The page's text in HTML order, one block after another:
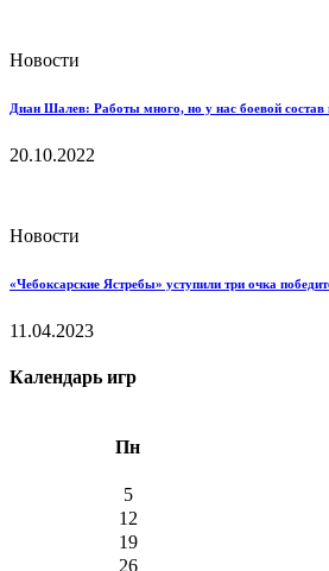
Новости
Диан Шалев: Работы много, но у нас боевой
20.10.2022
Новости
«Чебоксарские Ястребы» уступили три очка
11.04.2023
Календарь игр
Пн
5
12
19
26